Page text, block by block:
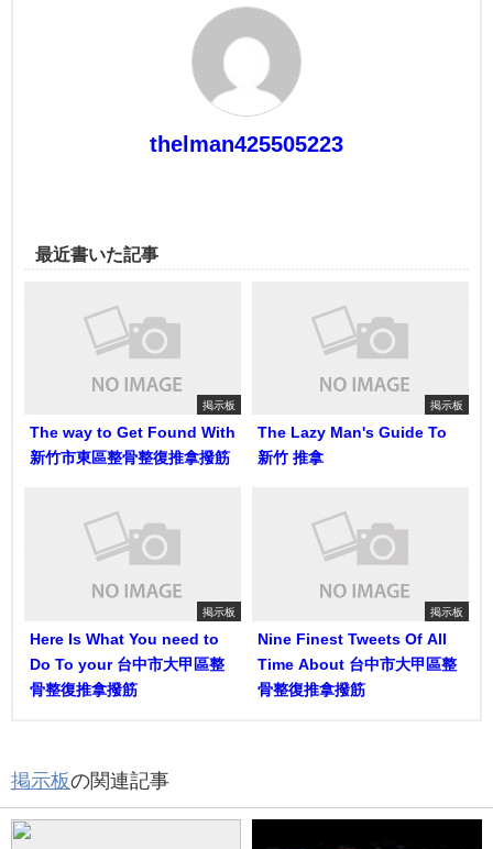
thelman425505223
最近書いた記事
掲示板
The way to Get Found With
新竹市東區整骨整復推拿撥筋
掲示板
The Lazy Man's Guide To
新竹 推拿
掲示板
Here Is What You need to
Do To your 台中市大甲區整
骨整復推拿撥筋
掲示板
Nine Finest Tweets Of All
Time About 台中市大甲區整
骨整復推拿撥筋
掲示板の関連記事